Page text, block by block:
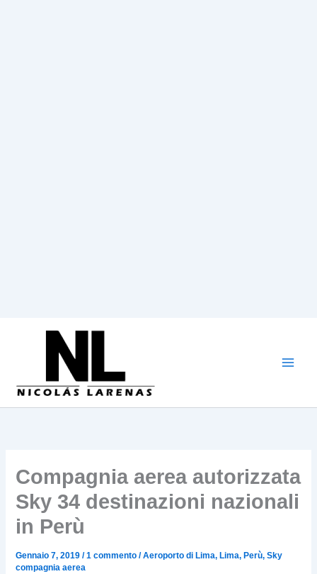
Compagnia aerea autorizzata
Sky 34 destinazioni nazionali
in Perù
Gennaio 7, 2019/1 commento /Aeroporto di Lima, Lima, Perù,Sky
compagnia aerea